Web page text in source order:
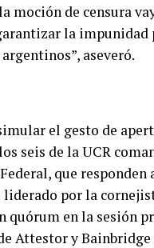
moción de censura
la
aseveró.
el gesto de
seis de la UCR
que responden
por la
quórum en la sesión
Attestor y Bainbridge